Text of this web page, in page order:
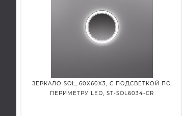
ЗЕРКАЛО SOL, 60X60X3, С ПОДСВЕТКОЙ ПО
ПЕРИМЕТРУ LED, ST-SOL6034-CR